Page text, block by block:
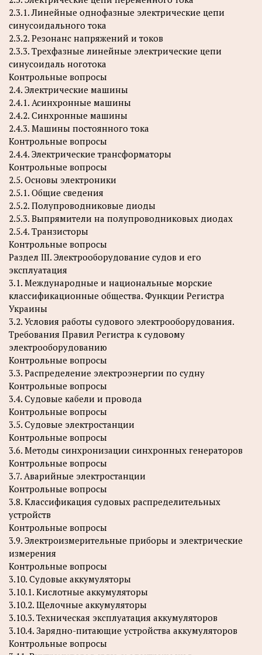
2.3.1. Линейные однофазные электрические цепи
синусоидального тока
2.3.2. Резонанс напряжений и токов
2.3.3. Трехфазные линейные электрические цепи
синусоидаль ноготока
Контрольные вопросы
2.4. Электрические машины
2.4.1. Асинхронные машины
2.4.2. Синхронные машины
2.4.3. Машины постоянного тока
Контрольные вопросы
2.4.4. Электрические трансформаторы
Контрольные вопросы
2.5. Основы электроники
2.5.1. Общие сведения
2.5.2. Полупроводниковые диоды
2.5.3. Выпрямители на полупроводниковых диодах
2.5.4. Транзисторы
Контрольные вопросы
Раздел III. Электрооборудование судов и его
эксплуатация
3.1. Международные и национальные морские
классификационные общества. Функции Регистра
Украины
3.2. Условия работы судового электрооборудования.
Требования Правил Регистра к судовому
электрооборудованию
Контрольные вопросы
3.3. Распределение электроэнергии по судну
Контрольные вопросы
3.4. Судовые кабели и провода
Контрольные вопросы
3.5. Судовые электростанции
Контрольные вопросы
3.6. Методы синхронизации синхронных генераторов
Контрольные вопросы
3.7. Аварийные электростанции
Контрольные вопросы
3.8. Классификация судовых распределительных
устройств
Контрольные вопросы
3.9. Электроизмерительные приборы и электрические
измерения
Контрольные вопросы
3.10. Судовые аккумуляторы
3.10.1. Кислотные аккумуляторы
3.10.2. Щелочные аккумуляторы
3.10.3. Техническая эксплуатация аккумуляторов
3.10.4. Зарядно-питающие устройства аккумуляторов
Контрольные вопросы